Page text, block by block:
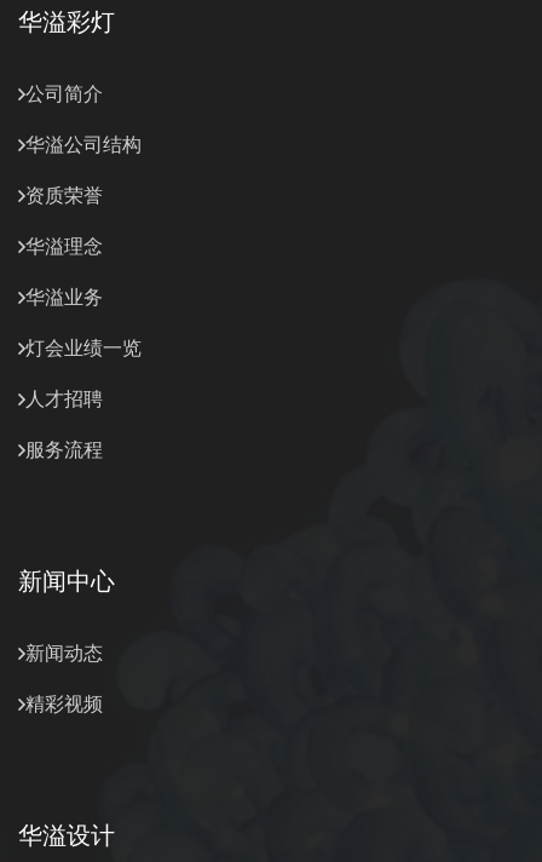
华溢彩灯
公司简介
华溢公司结构
资质荣誉
华溢理念
华溢业务
灯会业绩一览
人才招聘
服务流程
新闻中心
新闻动态
精彩视频
华溢设计